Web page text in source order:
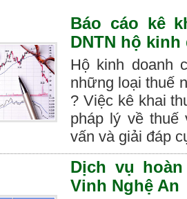
Báo cáo kê
DNTN hộ
Hộ kinh doanh
những loại thuế
? Việc kê khai
pháp lý về
vấn và giải đáp
Dịch vụ
Vinh Nghệ An